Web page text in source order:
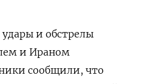
и обстрелы
и Ираном
сообщили, что